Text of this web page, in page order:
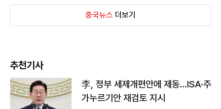
중국뉴스 더보기
추천기사
李, 정부 세제개편안에 제동…ISA·주
가누르기안 재검토 지시